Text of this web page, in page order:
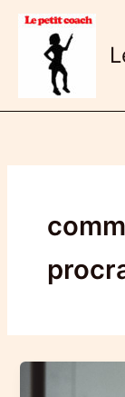
Aller
contenu